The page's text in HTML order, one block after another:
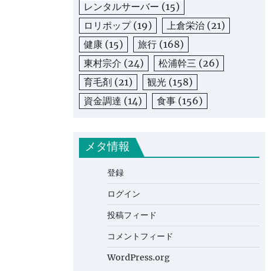
レンタルサーバー (15)
ロリポップ(19) 上倉栄治 (21)
健康 (15) 旅行 (168)
東村宗介 (24) 松浦幹三 (26)
育毛剤 (21) 観光 (158)
資金調達 (14) 食事 (156)
メタ情報
登録
ログイン
投稿フィード
コメントフィード
WordPress.org